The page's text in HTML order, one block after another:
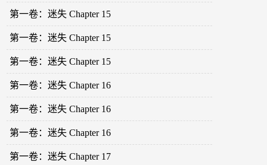
第一卷：迷失 Chapter 15
第一卷：迷失 Chapter 15
第一卷：迷失 Chapter 15
第一卷：迷失 Chapter 16
第一卷：迷失 Chapter 16
第一卷：迷失 Chapter 16
第一卷：迷失 Chapter 17